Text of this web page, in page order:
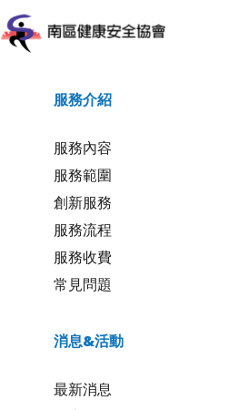
服務介紹
服務內容
服務範圍
創新服務
服務流程
服務收費
常見問題
消息&活動
最新消息